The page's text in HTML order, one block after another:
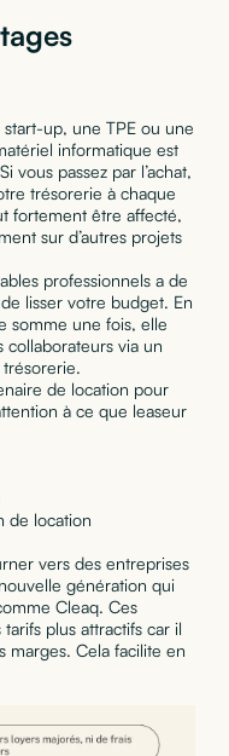
up, une TPE ou une
informatique est
vous passez par l’achat,
trésorerie à chaque
fortement être affecté,
sur d’autres projets
professionnels a de
lisser votre budget. En
somme une fois, elle
collaborateurs via un
de location pour
à ce que leaseur
de location
vers des entreprises
génération qui
Cleaq. Ces
plus attractifs car il
marges. Cela facilite en